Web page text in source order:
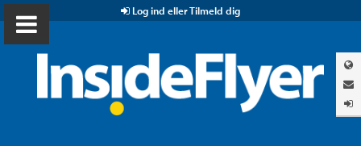
Log ind eller Tilmeld dig